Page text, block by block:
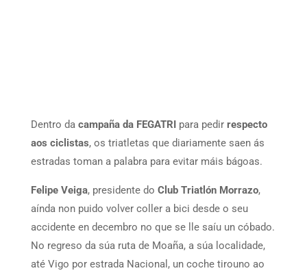
Dentro da campaña da FEGATRIpara pedir respecto
aos ciclistas, os triatletas que diariamente saen ás
estradas toman a palabra para evitar máis bágoas.
Felipe Veiga, presidente do Club Triatlón Morrazo,
aínda non puido volver coller a bici desde o seu
accidente en decembro no que se lle saíu un cóbado.
No regreso da súa ruta de Moaña, a súa localidade,
até Vigo por estrada Nacional, un coche tirouno ao